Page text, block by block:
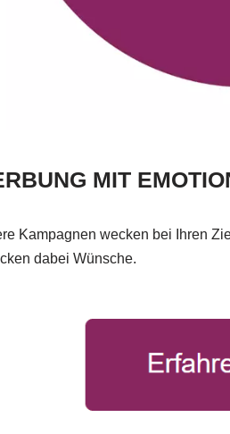
MIT
Kampagnen wecken bei Ihren
dabei Wünsche.